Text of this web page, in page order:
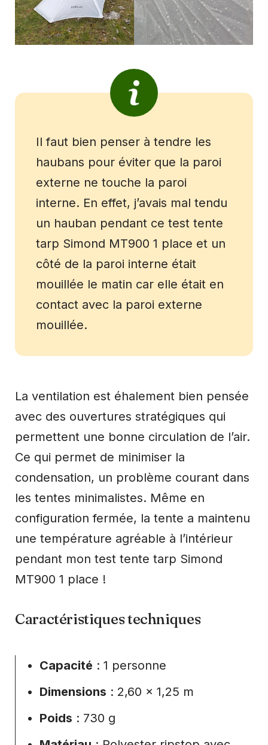
Il faut bien penser à tendre les
haubans pour éviter que la paroi
externe ne touche la paroi
interne. En effet, j’avais mal tendu
un hauban pendant ce test tente
tarp Simond MT900 1 place et un
côté de la paroi interne était
mouillée le matin car elle était en
contact avec la paroi externe
mouillée.
La ventilation est éhalement bien pensée
avec des ouvertures stratégiques qui
permettent une bonne circulation de l’air.
Ce qui permet de minimiser la
condensation, un problème courant dans
les tentes minimalistes. Même en
configuration fermée, la tente a maintenu
une température agréable à l’intérieur
pendant mon test tente tarp Simond
MT900 1 place !
Caractéristiques techniques
Capacité : 1 personne
Dimensions : 2,60 x 1,25 m
Poids : 730 g